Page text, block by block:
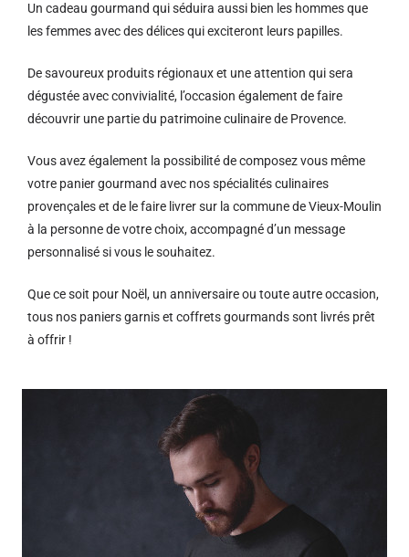
Un cadeau gourmand qui séduira aussi bien les hommes que
les femmes avec des délices qui exciteront leurs papilles.
De savoureux produits régionaux et une attention qui sera
dégustée avec convivialité, l’occasion également de faire
découvrir une partie du patrimoine culinaire de Provence.
Vous avez également la possibilité de composez vous même
votre panier gourmand avec nos spécialités culinaires
provençales et de le faire livrer sur la commune de Vieux-Moulin
à la personne de votre choix, accompagné d’un message
personnalisé si vous le souhaitez.
Que ce soit pour Noël, un anniversaire ou toute autre occasion,
tous nos paniers garnis et coffrets gourmands sont livrés prêt
à offrir !